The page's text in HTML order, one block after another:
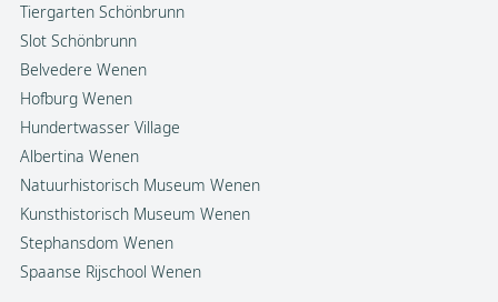
Tiergarten Schönbrunn
Slot Schönbrunn
Belvedere Wenen
Hofburg Wenen
Hundertwasser Village
Albertina Wenen
Natuurhistorisch Museum Wenen
Kunsthistorisch Museum Wenen
Stephansdom Wenen
Spaanse Rijschool Wenen